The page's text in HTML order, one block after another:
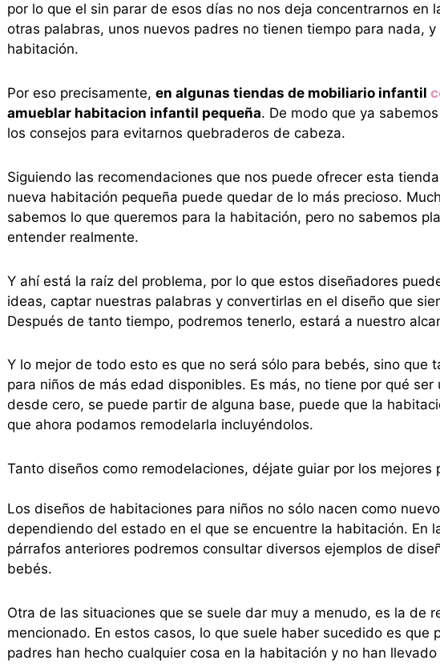
por lo que el sin parar de esos días no nos deja concentrarnos en
otras palabras, unos nuevos padres no tienen tiempo para nada,
habitación.
Por eso precisamente, en algunas tiendas de mobiliario infantil
amueblar habitacion infantil pequeña. De modo que ya
los consejos para evitarnos quebraderos de cabeza.
Siguiendo las recomendaciones que nos puede ofrecer esta
nueva habitación pequeña puede quedar de lo más precioso.
sabemos lo que queremos para la habitación, pero no sabemos
entender realmente.
Y ahí está la raíz del problema, por lo que estos diseñadores
ideas, captar nuestras palabras y convertirlas en el diseño que
Después de tanto tiempo, podremos tenerlo, estará a nuestro
Y lo mejor de todo esto es que no será sólo para bebés, sino que
para niños de más edad disponibles. Es más, no tiene por qué
desde cero, se puede partir de alguna base, puede que la
que ahora podamos remodelarla incluyéndolos.
Tanto diseños como remodelaciones, déjate guiar por los mejores
Los diseños de habitaciones para niños no sólo nacen como
dependiendo del estado en el que se encuentre la habitación. En
párrafos anteriores podremos consultar diversos ejemplos de
bebés.
Otra de las situaciones que se suele dar muy a menudo, es la de
mencionado. En estos casos, lo que suele haber sucedido es que
padres han hecho cualquier cosa en la habitación y no han